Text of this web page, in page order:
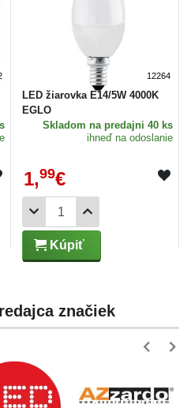
12264
LED žiarovka E14/5W 4000K
EGLO
Skladom na predajni 40 ks
ihneď na odoslanie
1,99€
Kúpiť
značiek